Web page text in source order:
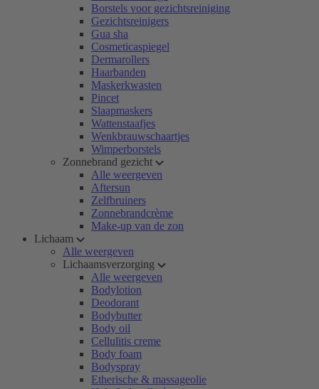
Borstels voor gezichtsreiniging
Gezichtsreinigers
Gua sha
Cosmeticaspiegel
Dermarollers
Haarbanden
Maskerkwasten
Pincet
Slaapmaskers
Wattenstaafjes
Wenkbrauwschaartjes
Wimperborstels
Zonnebrand gezicht
Alle weergeven
Aftersun
Zelfbruiners
Zonnebrandcrème
Make-up van de zon
Lichaam
Alle weergeven
Lichaamsverzorging
Alle weergeven
Bodylotion
Deodorant
Bodybutter
Body oil
Cellulitis creme
Body foam
Bodyspray
Etherische & massageolie